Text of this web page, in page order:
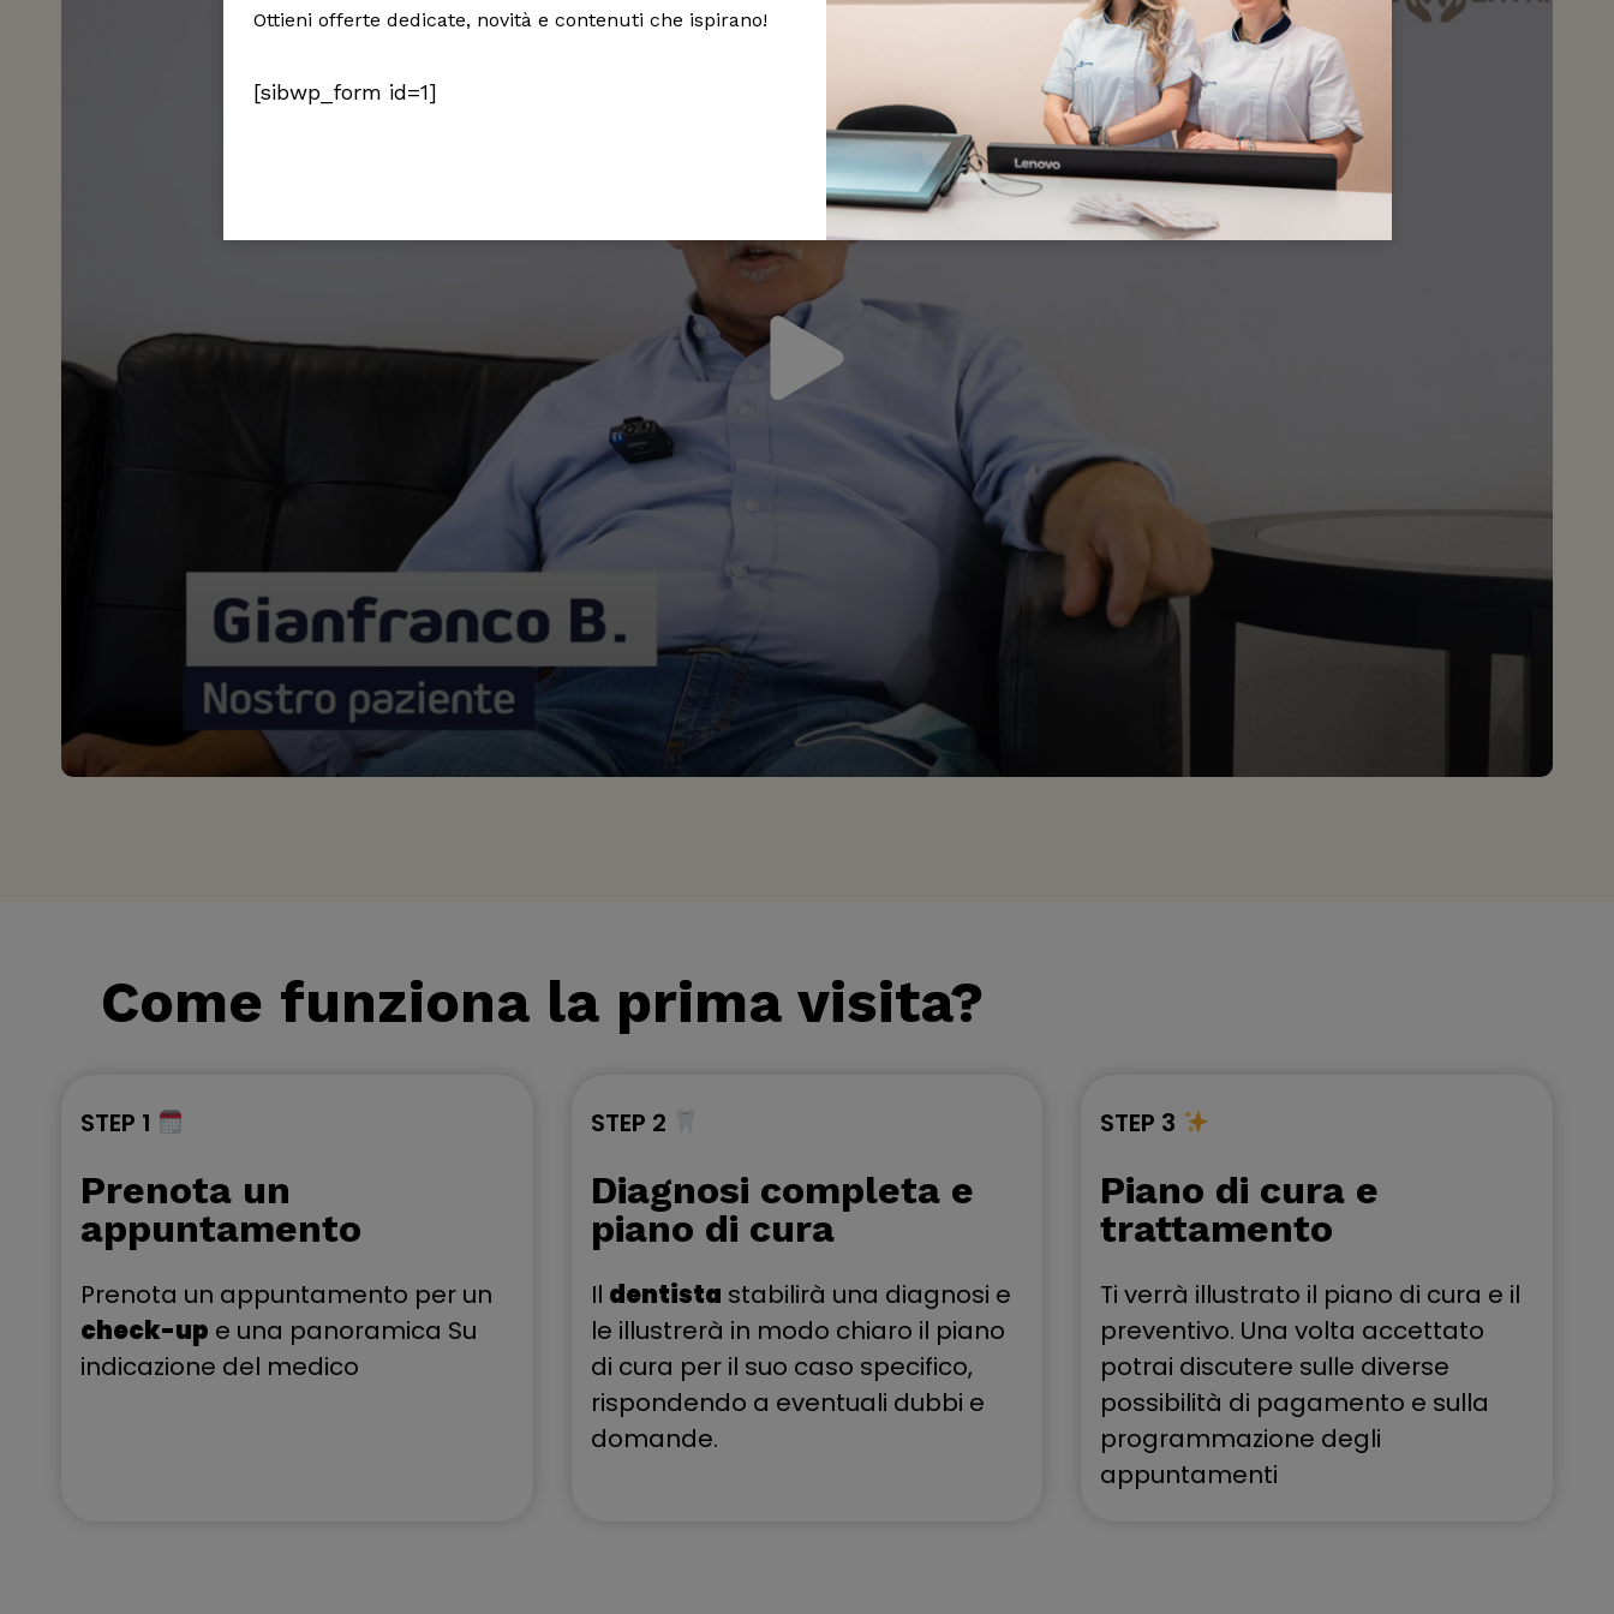
Come funziona la prima visita?
STEP 1
Prenota un
appuntamento
Prenota un appuntamento per un
check-up e una panoramica Su
indicazione del medico
STEP 2
Diagnosi completa e
piano di cura
Il dentista stabilirà una diagnosi e
le illustrerà in modo chiaro il piano
di cura per il suo caso specifico,
rispondendo a eventuali dubbi e
domande.
STEP 3
Piano di cura e
trattamento
Ti verrà illustrato il piano di cura e il
preventivo. Una volta accettato
potrai discutere sulle diverse
possibilità di pagamento e sulla
programmazione degli
appuntamenti
Ottieni offerte dedicate, novità e contenuti che ispirano!
[sibwp_form id=1]